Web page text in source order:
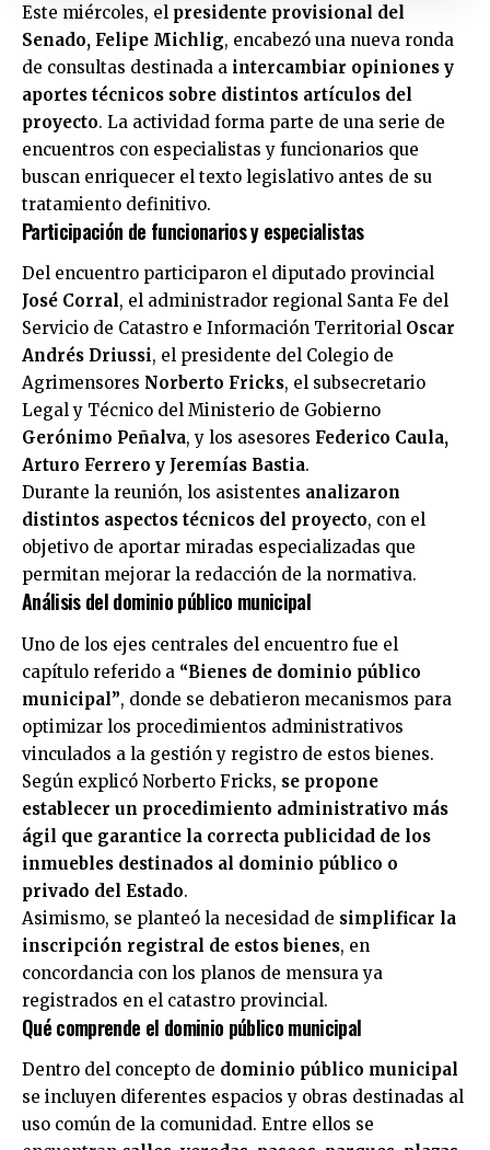
Este miércoles, el presidente provisional del
Senado, Felipe Michlig, encabezó una nueva ronda
de consultas destinada a intercambiar opiniones y
aportes técnicos sobre distintos artículos del
proyecto. La actividad forma parte de una serie de
encuentros con especialistas y funcionarios que
buscan enriquecer el texto legislativo antes de su
tratamiento definitivo.
Participación de funcionarios y especialistas
Del encuentro participaron el diputado provincial
José Corral, el administrador regional Santa Fe del
Servicio de Catastro e Información Territorial Oscar
Andrés Driussi, el presidente del Colegio de
Agrimensores Norberto Fricks, el subsecretario
Legal y Técnico del Ministerio de Gobierno
Gerónimo Peñalva, y los asesores Federico Caula,
Arturo Ferrero y Jeremías Bastia.
Durante la reunión, los asistentes analizaron
distintos aspectos técnicos del proyecto, con el
objetivo de aportar miradas especializadas que
permitan mejorar la redacción de la normativa.
Análisis del dominio público municipal
Uno de los ejes centrales del encuentro fue el
capítulo referido a “Bienes de dominio público
municipal”, donde se debatieron mecanismos para
optimizar los procedimientos administrativos
vinculados a la gestión y registro de estos bienes.
Según explicó Norberto Fricks, se propone
establecer un procedimiento administrativo más
ágil que garantice la correcta publicidad de los
inmuebles destinados al dominio público o
privado del Estado.
Asimismo, se planteó la necesidad de simplificar la
inscripción registral de estos bienes, en
concordancia con los planos de mensura ya
registrados en el catastro provincial.
Qué comprende el dominio público municipal
Dentro del concepto de dominio público municipal
se incluyen diferentes espacios y obras destinadas al
uso común de la comunidad. Entre ellos se